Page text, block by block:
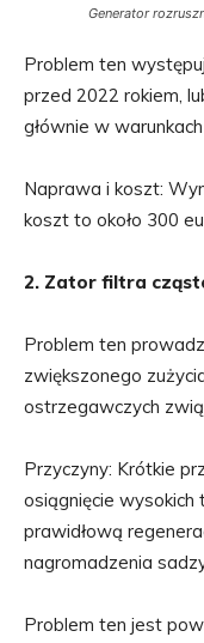
Generator
Problem ten
przed 2022 rokiem,
głównie w
Naprawa i koszt:
koszt to około 300
2. Zator filtra
Problem ten
zwiększonego
ostrzegawczych
Przyczyny: Krótkie
osiągnięcie
prawidłową
nagromadzenia
Problem ten jest